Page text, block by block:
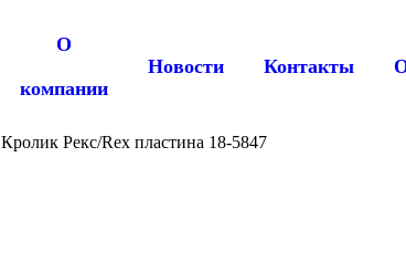
О
компании
Новости Контакты
Кролик Рекс/Rex пластина 18-5847